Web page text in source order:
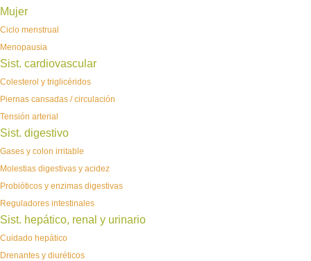
Mujer
Ciclo menstrual
Menopausia
Sist. cardiovascular
Colesterol y triglicéridos
Piernas cansadas / circulación
Tensión arterial
Sist. digestivo
Gases y colon irritable
Molestias digestivas y acidez
Probióticos y enzimas digestivas
Reguladores intestinales
Sist. hepático, renal y urinario
Cuidado hepático
Drenantes y diuréticos